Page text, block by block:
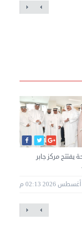
يفتتح مركز جابر